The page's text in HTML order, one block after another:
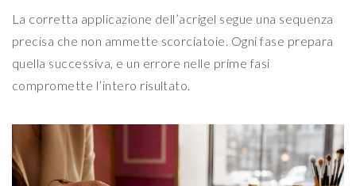
La corretta applicazione dell’acrigel segue una sequenza
precisa che non ammette scorciatoie. Ogni fase prepara
quella successiva, e un errore nelle prime fasi
compromette l’intero risultato.